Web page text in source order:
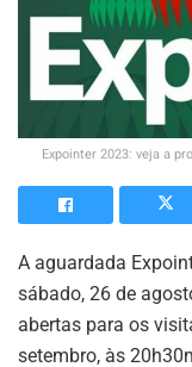
Expointer 2023: veja a
A aguardada
sábado, 26 de
abertas para os
setembro, às